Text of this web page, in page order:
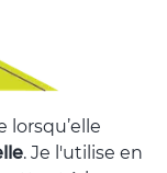
lorsqu’elle
. Je l'utilise en